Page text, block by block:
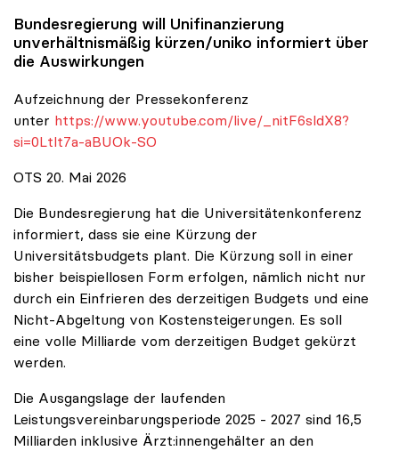
Bundesregierung will Unifinanzierung
unverhältnismäßig kürzen/uniko informiert über
die Auswirkungen
Aufzeichnung der Pressekonferenz
unter https://www.youtube.com/live/_nitF6sldX8?
si=0Ltlt7a-aBUOk-SO
OTS 20. Mai 2026
Die Bundesregierung hat die Universitätenkonferenz
informiert, dass sie eine Kürzung der
Universitätsbudgets plant. Die Kürzung soll in einer
bisher beispiellosen Form erfolgen, nämlich nicht nur
durch ein Einfrieren des derzeitigen Budgets und eine
Nicht-Abgeltung von Kostensteigerungen. Es soll
eine volle Milliarde vom derzeitigen Budget gekürzt
werden.
Die Ausgangslage der laufenden
Leistungsvereinbarungsperiode 2025 - 2027 sind 16,5
Milliarden inklusive Ärzt:innengehälter an den